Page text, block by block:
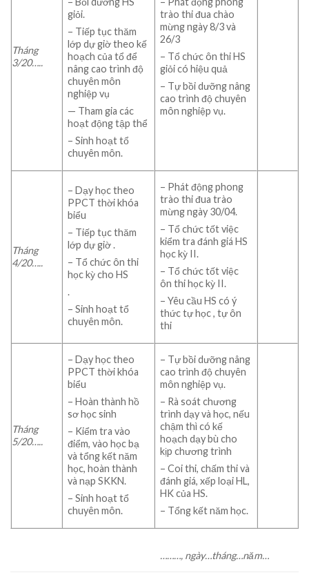
Tháng
3/20…..
giỏi.
– Tiếp tục thăm
lớp dự giờ theo kế
hoạch của tổ để
nâng cao trình độ
chuyên môn
nghiệp vụ
— Tham gia các
hoạt động tập thể
– Sinh hoạt tổ
chuyên môn.
trào thi đua chào
mừng ngày 8/3 và
26/3
– Tổ chức ôn thi HS
giỏi có hiệu quả
– Tự bồi dưỡng nâng
cao trình độ chuyên
môn nghiệp vụ.
Tháng
4/20…..
– Dạy học theo
PPCT thời khóa
biểu
– Tiếp tục thăm
lớp dự giờ .
– Tổ chức ôn thi
học kỳ cho HS
.
– Sinh hoạt tổ
chuyên môn.
– Phát động phong
trào thi đua trào
mừng ngày 30/04.
– Tổ chức tốt việc
kiểm tra đánh giá HS
học kỳ II.
– Tổ chức tốt việc
ôn thi học kỳ II.
– Yêu cầu HS có ý
thức tự học , tự ôn
thi
Tháng
5/20…..
– Dạy học theo
PPCT thời khóa
biểu
– Hoàn thành hồ
sơ học sinh
– Kiểm tra vào
điểm, vào học bạ
và tổng kết năm
học, hoàn thành
và nạp SKKN.
– Sinh hoạt tổ
chuyên môn.
– Tự bồi dưỡng nâng
cao trình độ chuyên
môn nghiệp vụ.
– Rà soát chương
trình dạy và học, nếu
chậm thì có kế
hoạch dạy bù cho
kịp chương trình
– Coi thi, chấm thi và
đánh giá, xếp loại HL,
HK của HS.
– Tổng kết năm học.
………, ngày…tháng…năm…